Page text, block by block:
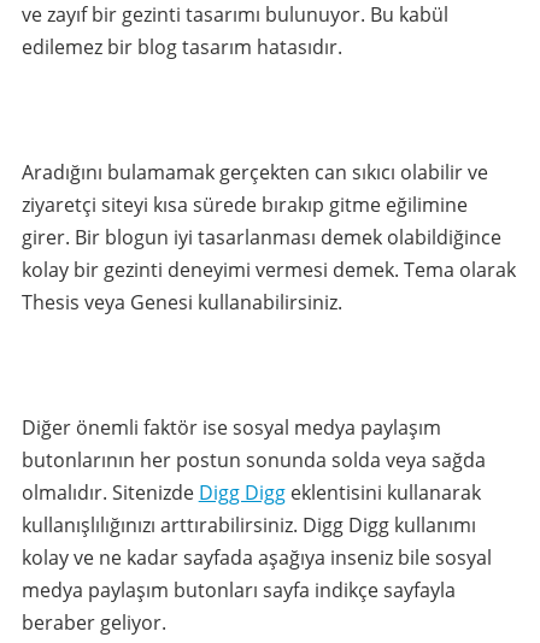
ve zayıf bir gezinti tasarımı bulunuyor. Bu kabül
edilemez bir blog tasarım hatasıdır.
Aradığını bulamamak gerçekten can sıkıcı olabilir ve
ziyaretçi siteyi kısa sürede bırakıp gitme eğilimine
girer. Bir blogun iyi tasarlanması demek olabildiğince
kolay bir gezinti deneyimi vermesi demek. Tema olarak
Thesis veya Genesi kullanabilirsiniz.
Diğer önemli faktör ise sosyal medya paylaşım
butonlarının her postun sonunda solda veya sağda
olmalıdır. Sitenizde Digg Diggeklentisini kullanarak
kullanışlılığınızı arttırabilirsiniz. Digg Digg kullanımı
kolay ve ne kadar sayfada aşağıya inseniz bile sosyal
medya paylaşım butonları sayfa indikçe sayfayla
beraber geliyor.